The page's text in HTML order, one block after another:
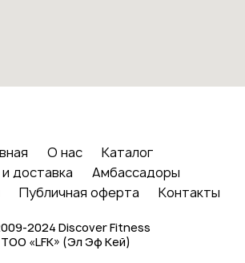
О нас
Каталог
доставка
Амбассадоры
Публичная оферта Контакты
2024 Discover Fitness
ТОО «LFK» (Эл Эф Кей)